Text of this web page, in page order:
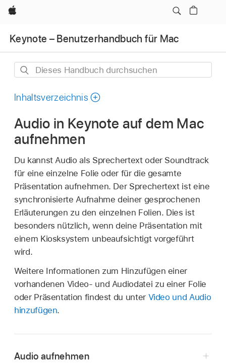
Apple
Keynote – Benutzerhandbuch für Mac
Dieses
durchsuchen
Inhaltsverzeichnis
Audio in Keynote auf dem Mac
aufnehmen
Du kannst Audio als Sprechertext oder Soundtrack
für eine einzelne Folie oder für die gesamte
Präsentation aufnehmen. Der Sprechertext ist eine
synchronisierte Aufnahme deiner gesprochenen
Erläuterungen zu den einzelnen Folien. Dies ist
besonders nützlich, wenn deine Präsentation mit
einem Kiosksystem unbeaufsichtigt vorgeführt
wird.
Weitere Informationen zum Hinzufügen einer
vorhandenen Video- und Audiodatei zu einer Folie
oder Präsentation findest du unter Video und Audio
hinzufügen.
Audio aufnehmen